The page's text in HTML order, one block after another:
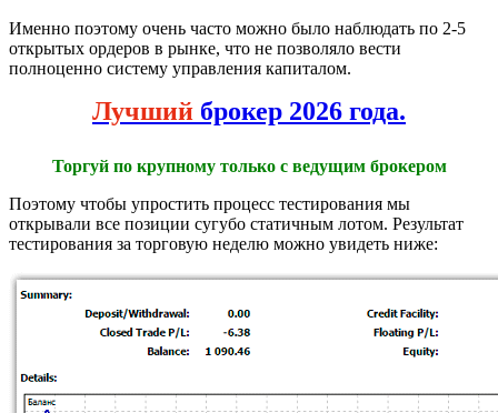
Именно поэтому очень часто можно было наблюдать по 2-5
открытых ордеров в рынке, что не позволяло вести
полноценно систему управления капиталом.
Лучший брокер 2026 года.
Торгуй по крупному только с ведущим брокером
Поэтому чтобы упростить процесс тестирования мы
открывали все позиции сугубо статичным лотом. Результат
тестирования за торговую неделю можно увидеть ниже: